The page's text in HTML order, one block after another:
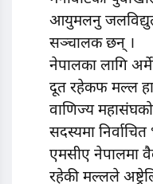
आयुमलनु
सञ्चालक छन् ।
नेपालका लागि
दूत रहेकफ मल्ल
वाणिज्य महासंघको
सदस्यमा
एमसीए नेपालमा
रहेकी मल्लले